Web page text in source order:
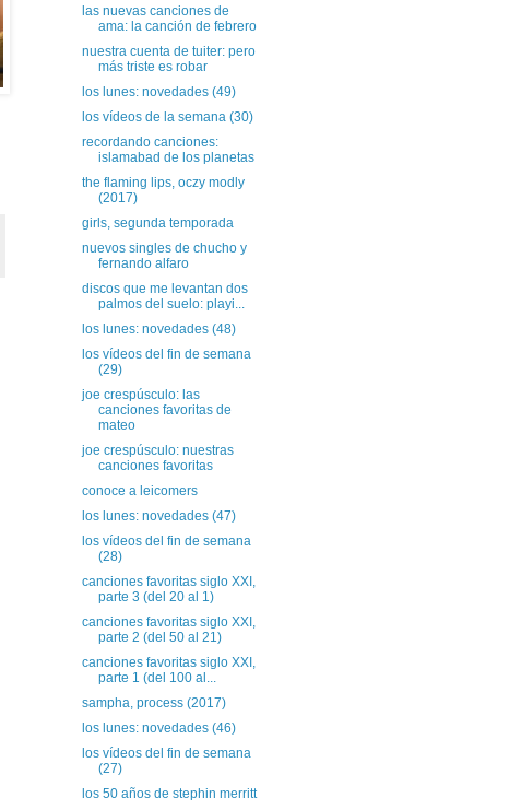
las nuevas canciones de
ama: la canción de febrero
nuestra cuenta de tuiter: pero
más triste es robar
los lunes: novedades (49)
los vídeos de la semana (30)
recordando canciones:
islamabad de los planetas
the flaming lips, oczy modly
(2017)
girls, segunda temporada
nuevos singles de chucho y
fernando alfaro
discos que me levantan dos
palmos del suelo: playi...
los lunes: novedades (48)
los vídeos del fin de semana
(29)
joe crespúsculo: las
canciones favoritas de
mateo
joe crespúsculo: nuestras
canciones favoritas
conoce a leicomers
los lunes: novedades (47)
los vídeos del fin de semana
(28)
canciones favoritas siglo XXI,
parte 3 (del 20 al 1)
canciones favoritas siglo XXI,
parte 2 (del 50 al 21)
canciones favoritas siglo XXI,
parte 1 (del 100 al...
sampha, process (2017)
los lunes: novedades (46)
los vídeos del fin de semana
(27)
los 50 años de stephin merritt